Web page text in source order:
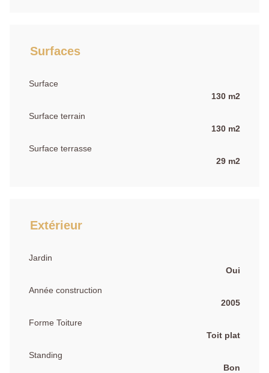
Surfaces
Surface
130 m2
Surface terrain
130 m2
Surface terrasse
29 m2
Extérieur
Jardin
Oui
Année construction
2005
Forme Toiture
Toit plat
Standing
Bon